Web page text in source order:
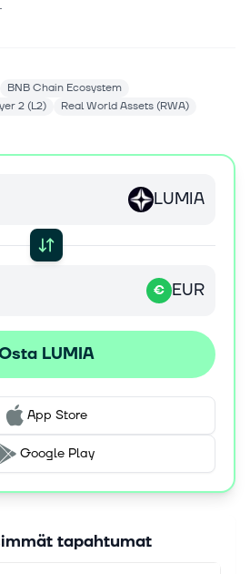
BNB Chain Ecosystem
2 (L2) Real World Assets (RWA)
LUMIA
€ EUR
LUMIA
App Store
Google Play
tapahtumat